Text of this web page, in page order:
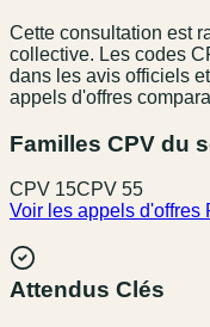
Cette consultation est
collective. Les codes
dans les avis officiels
appels d'offres
Familles CPV du
CPV 15CPV 55
Voir les appels d'offres
Attendus Clés